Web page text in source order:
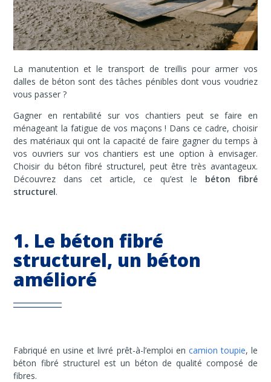
La manutention et le transport de treillis pour armer vos
dalles de béton sont des tâches pénibles dont vous voudriez
vous passer ?
Gagner en rentabilité sur vos chantiers peut se faire en
ménageant la fatigue de vos maçons ! Dans ce cadre, choisir
des matériaux qui ont la capacité de faire gagner du temps à
vos ouvriers sur vos chantiers est une option à envisager.
Choisir du béton fibré structurel, peut être très avantageux.
Découvrez dans cet article, ce qu’est le béton
fibré
structurel.
1. Le béton fibré
structurel, un béton
amélioré
Fabriqué en usine et livré prêt-à-l’emploi en camion toupie, le
béton fibré structurel est un béton de qualité composé de
fibres.